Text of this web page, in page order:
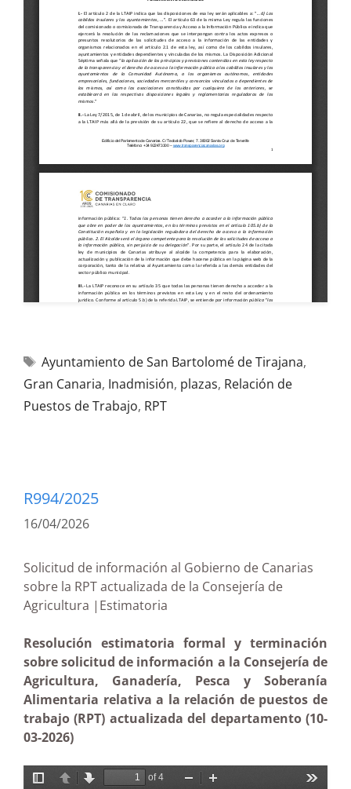
Ayuntamiento de San Bartolomé de Tirajana,
Gran Canaria, Inadmisión, plazas, Relación de
Puestos de Trabajo, RPT
R994/2025
16/04/2026
Solicitud de información al Gobierno de Canarias
sobre la RPT actualizada de la Consejería de
Agricultura |Estimatoria
Resolución estimatoria formal y terminación
sobre solicitud de información a la Consejería de
Agricultura, Ganadería, Pesca y Soberanía
Alimentaria relativa a la relación de puestos de
trabajo (RPT) actualizada del departamento (10-
03-2026)